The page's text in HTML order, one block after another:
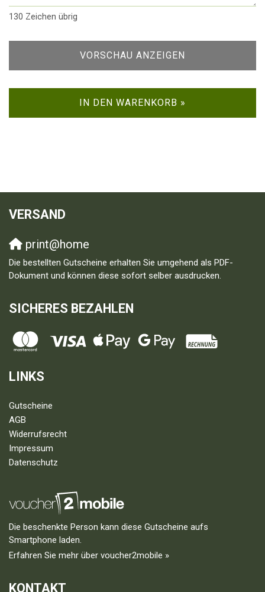
130 Zeichen übrig
VORSCHAU ANZEIGEN
IN DEN WARENKORB »
VERSAND
print@home
Die bestellten Gutscheine erhalten Sie umgehend als PDF-
Dokument und können diese sofort selber ausdrucken.
SICHERES BEZAHLEN
LINKS
Gutscheine
AGB
Widerrufsrecht
Impressum
Datenschutz
Die beschenkte Person kann diese Gutscheine aufs
Smartphone laden.
Erfahren Sie mehr über voucher2mobile »
KONTAKT